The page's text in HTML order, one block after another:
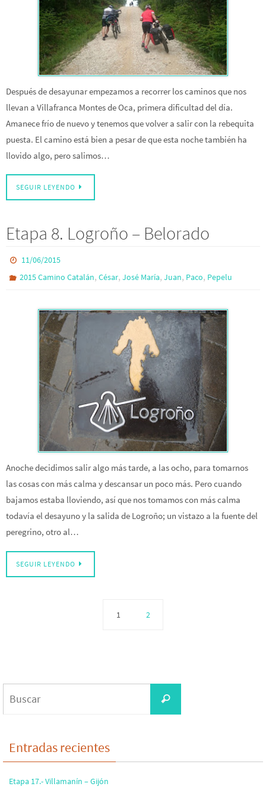
Después de desayunar empezamos a recorrer los caminos que nos
llevan a Villafranca Montes de Oca, primera dificultad del día.
Amanece frío de nuevo y tenemos que volver a salir con la rebequita
puesta. El camino está bien a pesar de que esta noche también ha
llovido algo, pero salimos…
SEGUIR LEYENDO
Etapa 8. Logroño – Belorado
11/06/2015
2015 Camino Catalán,César,José María,Juan, Paco, Pepelu
Anoche decidimos salir algo más tarde, a las ocho, para tomarnos
las cosas con más calma y descansar un poco más. Pero cuando
bajamos estaba lloviendo, así que nos tomamos con más calma
todavía el desayuno y la salida de Logroño; un vistazo a la fuente del
peregrino, otro al…
SEGUIR LEYENDO
1 2
Buscar
Entradas recientes
Etapa 17.- Villamanín – Gijón